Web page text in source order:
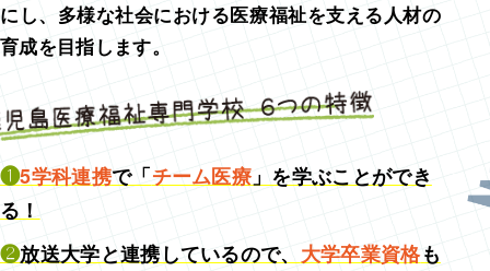
にし、多様な社会における医療福祉を支える人材の
育成を目指します。
❶5学科連携で「チーム医療 」を学ぶことができ
る！
❷放送大学と連携しているので、 大学卒業資格も